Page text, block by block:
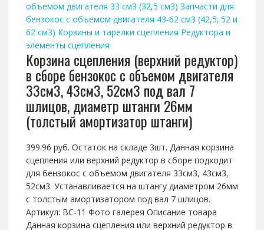
объемом двигателя 33 см3 (32,5 см3) Запчасти для
бензокос с объемом двигателя 43-62 см3 (42,5; 52 и
62 см3) Корзины и тарелки сцепления Редуктора и
элементы сцепления
Корзина сцепления (верхний редуктор)
в сборе бензокос с объемом двигателя
33см3, 43см3, 52см3 под вал 7
шлицов, диаметр штанги 26мм
(толстый амортизатор штанги)
399.96 руб. Остаток на складе 3шт. Данная корзина
сцепления или верхний редуктор в сборе подходит
для бензокос с объемом двигателя 33см3, 43см3,
52см3. Устанавливается на штангу диаметром 26мм
с толстым амортизатором под вал 7 шлицов.
Артикул: BC-11 Фото галерея Описание товара
Данная корзина сцепления или верхний редуктор в